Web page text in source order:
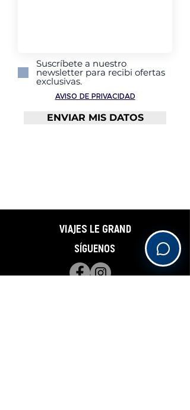
Suscríbete a nuestro
newsletter para recibi ofertas
exclusivas.
AVISO DE PRIVACIDAD
ENVIAR MIS DATOS
VIAJES LE GRAND
SÍGUENOS